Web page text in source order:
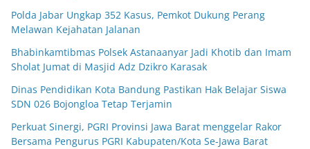
Polda Jabar Ungkap 352 Kasus, Pemkot Dukung Perang
Melawan Kejahatan Jalanan
Bhabinkamtibmas Polsek Astanaanyar Jadi Khotib dan Imam
Sholat Jumat di Masjid Adz Dzikro Karasak
Dinas Pendidikan Kota Bandung Pastikan Hak Belajar Siswa
SDN 026 Bojongloa Tetap Terjamin
Perkuat Sinergi, PGRI Provinsi Jawa Barat menggelar Rakor
Bersama Pengurus PGRI Kabupaten/Kota Se-Jawa Barat